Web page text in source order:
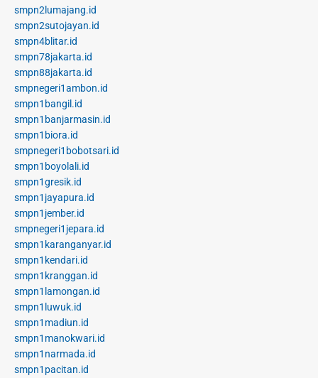
smpn2lumajang.id
smpn2sutojayan.id
smpn4blitar.id
smpn78jakarta.id
smpn88jakarta.id
smpnegeri1ambon.id
smpn1bangil.id
smpn1banjarmasin.id
smpn1biora.id
smpnegeri1bobotsari.id
smpn1boyolali.id
smpn1gresik.id
smpn1jayapura.id
smpn1jember.id
smpnegeri1jepara.id
smpn1karanganyar.id
smpn1kendari.id
smpn1kranggan.id
smpn1lamongan.id
smpn1luwuk.id
smpn1madiun.id
smpn1manokwari.id
smpn1narmada.id
smpn1pacitan.id